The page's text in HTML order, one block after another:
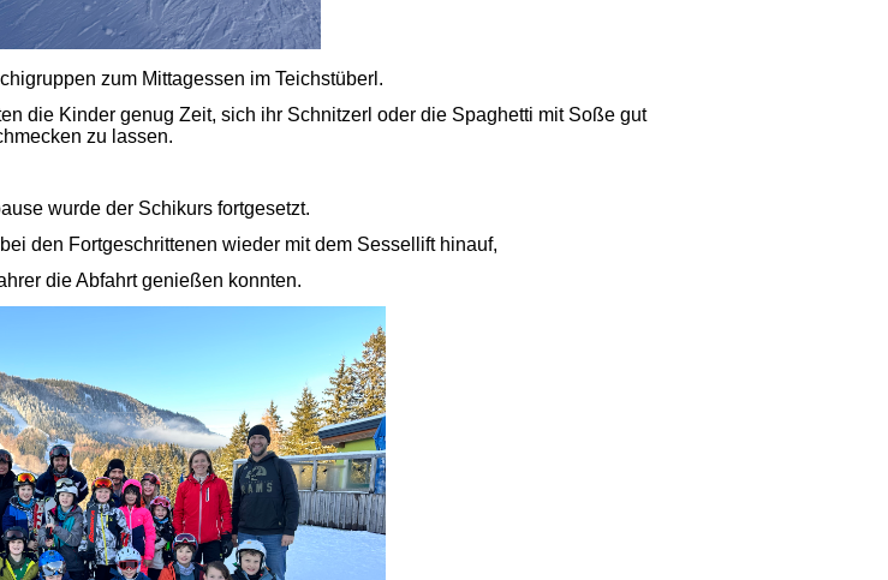
zum Mittagessen im Teichstüberl.
die Kinder genug Zeit, sich ihr Schnitzerl oder die Spaghetti mit Soße gut
zu lassen.
wurde der Schikurs fortgesetzt.
den Fortgeschrittenen wieder mit dem Sessellift hinauf,
die Abfahrt genießen konnten.